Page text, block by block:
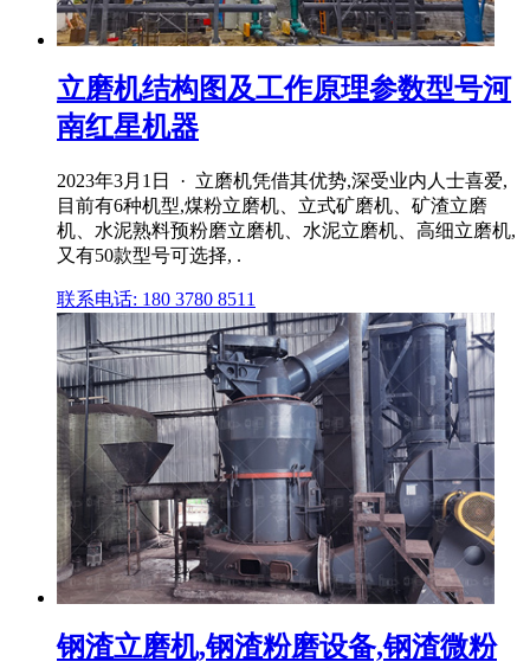
立磨机结构图及工作原理参数型号河
南红星机器
2023年3月1日 · 立磨机凭借其优势,深受业内人士喜爱,
目前有6种机型,煤粉立磨机、立式矿磨机、矿渣立磨
机、水泥熟料预粉磨立磨机、水泥立磨机、高细立磨机,
又有50款型号可选择, .
联系电话: 180 3780 8511
钢渣立磨机,钢渣粉磨设备,钢渣微粉